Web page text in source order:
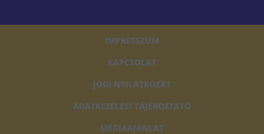
IMPRESSZUM
KAPCSOLAT
JOGI NYILATKOZAT
ADATKEZELÉSI TÁJÉKOZTATÓ
MÉDIAAJÁNLAT